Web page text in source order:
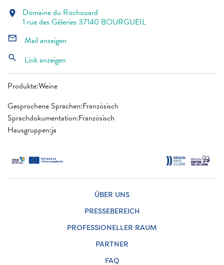
Produkte:Weine
Gesprochene Sprachen:Französisch
Sprachdokumentation:Französisch
Hausgruppen:ja
location_on Domaine du Rochouard
1 rue des Géleries 37140 BOURGUEIL
mail_outline Mail anzeigen
search Link anzeigen
ÜBER UNS
PRESSEBEREICH
PROFESSIONELLER RAUM
PARTNER
FAQ